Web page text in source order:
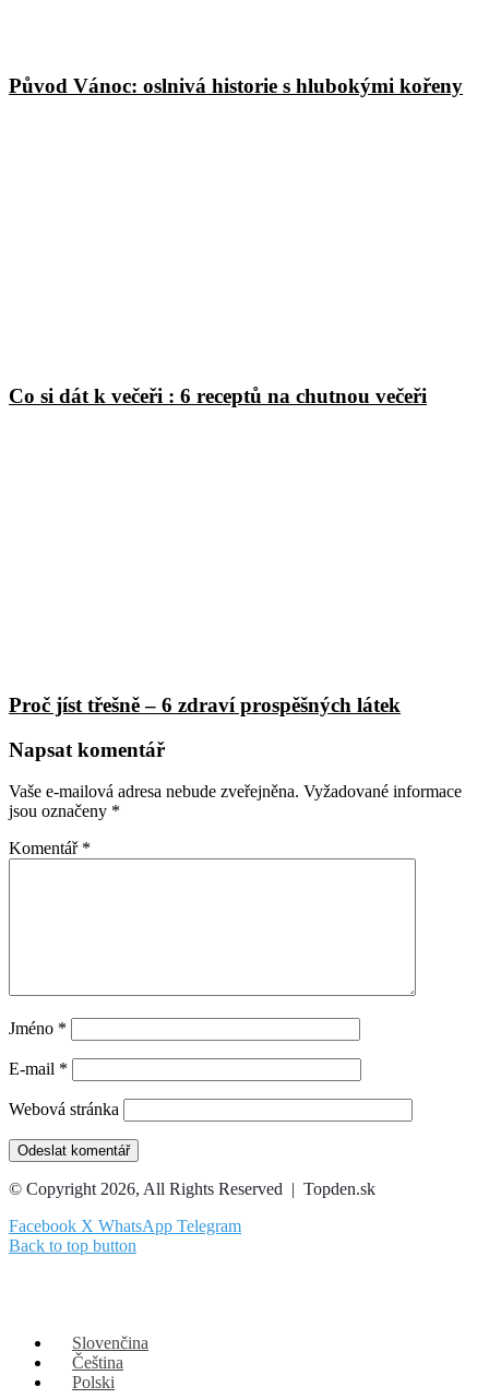
Původ Vánoc: oslnivá historie s hlubokými kořeny
Co si dát k večeři : 6 receptů na chutnou večeři
Proč jíst třešně – 6 zdraví prospěšných látek
Napsat komentář
Vaše e-mailová adresa nebude zveřejněna. Vyžadované informace
jsou označeny *
Komentář *
Jméno *
E-mail *
Webová stránka
© Copyright 2026, All Rights Reserved | Topden.sk
Facebook X WhatsApp Telegram
Back to top button
Slovenčina
Čeština
Polski